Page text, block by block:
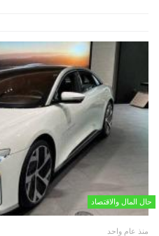
حال المال والاقتصاد
منذ عام واحد